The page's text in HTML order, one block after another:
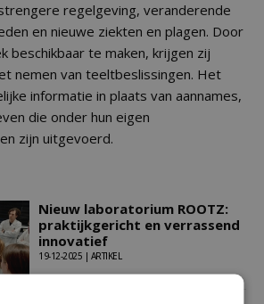
regelgeving, veranderende
en nieuwe ziekten en plagen. Door
beschikbaar te maken, krijgen zij
nemen van teeltbeslissingen. Het
informatie in plaats van aannames,
die onder hun eigen
zijn uitgevoerd.
Nieuw laboratorium ROOTZ:
praktijkgericht en verrassend
innovatief
19-12-2025 | ARTIKEL